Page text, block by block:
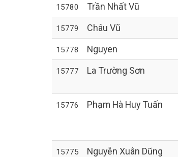
15780 Trần Nhất Vũ
15779 Châu Vũ
15778 Nguyen
15777 La Trường Sơn
15776 Phạm Hà Huy Tuấn
15775 Nguyễn Xuân Dũng